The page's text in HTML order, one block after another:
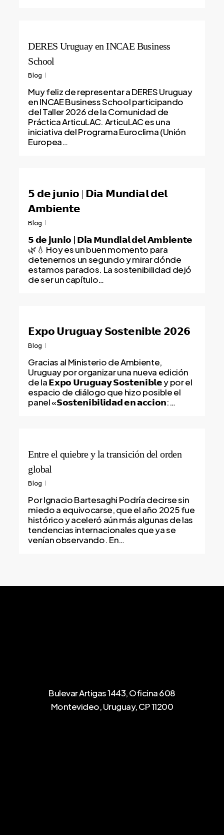
DERES Uruguay en INCAE Business
School
Blog
Muy feliz de representar a DERES Uruguay
en INCAE Business School participando
del Taller 2026 de la Comunidad de
Práctica ArticuLAC. ArticuLAC es una
iniciativa del Programa Euroclima (Unión
Europea…
𝟱 𝗱𝗲 𝗷𝘂𝗻𝗶𝗼 | 𝗗𝗶𝗮 𝗠𝘂𝗻𝗱𝗶𝗮𝗹 𝗱𝗲𝗹
𝗔𝗺𝗯𝗶𝗲𝗻𝘁𝗲
Blog
𝟱 𝗱𝗲 𝗷𝘂𝗻𝗶𝗼 | 𝗗𝗶𝗮 𝗠𝘂𝗻𝗱𝗶𝗮𝗹 𝗱𝗲𝗹 𝗔𝗺𝗯𝗶𝗲𝗻𝘁𝗲
🌿💧 Hoy es un buen momento para
detenernos un segundo y mirar dónde
estamos parados. La sostenibilidad dejó
de ser un capítulo…
𝗘𝘅𝗽𝗼 𝗨𝗿𝘂𝗴𝘂𝗮𝘆 𝗦𝗼𝘀𝘁𝗲𝗻𝗶𝗯𝗹𝗲 𝟮𝟬𝟮𝟲
Blog
Gracias al Ministerio de Ambiente,
Uruguay por organizar una nueva edición
de la 𝗘𝘅𝗽𝗼 𝗨𝗿𝘂𝗴𝘂𝗮𝘆 𝗦𝗼𝘀𝘁𝗲𝗻𝗶𝗯𝗹𝗲 y por el
espacio de diálogo que hizo posible el
panel «𝗦𝗼𝘀𝘁𝗲𝗻𝗶𝗯𝗶𝗹𝗶𝗱𝗮𝗱 𝗲𝗻 𝗮𝗰𝗰𝗶𝗼𝗻:…
Entre el quiebre y la transición del orden
global
Blog
Por Ignacio Bartesaghi Podría decirse sin
miedo a equivocarse, que el año 2025 fue
histórico y aceleró aún más algunas de las
tendencias internacionales que ya se
venían observando. En…
Bulevar Artigas 1443, Oficina 608
Montevideo, Uruguay, CP 11200